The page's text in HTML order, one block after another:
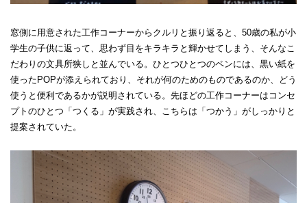
窓側に用意された工作コーナーからクルリと振り返ると、50歳の私が小
学生の子供に返って、思わず目をキラキラと輝かせてしまう、そんなこ
だわりの文具所狭しと並んでいる。ひとつひとつのペンには、黒い紙を
使ったPOPが添えられており、それが何のためのものであるのか、どう
使うと便利であるかが説明されている。先ほどの工作コーナーはコンセ
プトのひとつ「つくる」が実践され、こちらは「つかう」がしっかりと
提案されていた。